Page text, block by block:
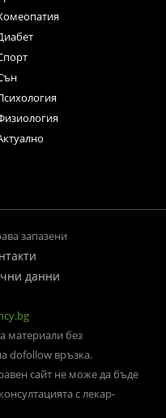
запазени
данни
материали без
dofollow връзка.
сайт не може да бъде
с лекар-